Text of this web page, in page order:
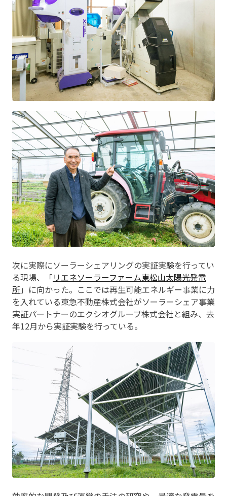
次に実際にソーラーシェアリングの実証実験を行ってい
る現場、「リエネソーラーファーム東松山太陽光発電
所」に向かった。ここでは再生可能エネルギー事業に力
を入れている東急不動産株式会社がソーラーシェア事業
実証パートナーのエクシオグループ株式会社と組み、去
年12月から実証実験を行っている。